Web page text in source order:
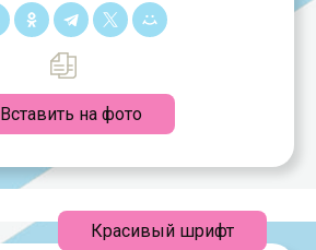
Вставить на фото
Красивый шрифт